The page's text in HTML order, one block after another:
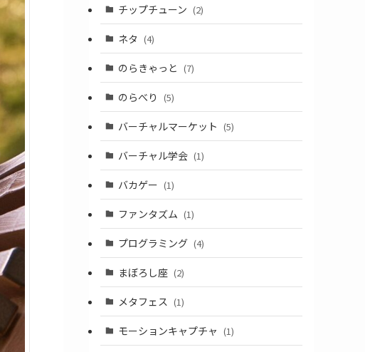
チップチューン (2)
ネタ (4)
のらきゃっと (7)
のらべり (5)
バーチャルマーケット (5)
バーチャル学会 (1)
バカゲー (1)
ファンタズム (1)
プログラミング (4)
まぼろし座 (2)
メタフェス (1)
モーションキャプチャ (1)